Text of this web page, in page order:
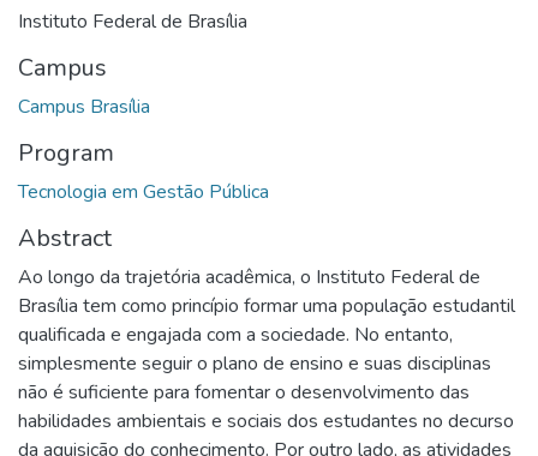
Instituto Federal de Brasília
Campus
Campus Brasília
Program
Tecnologia em Gestão Pública
Abstract
Ao longo da trajetória acadêmica, o Instituto Federal de
Brasília tem como princípio formar uma população estudantil
qualificada e engajada com a sociedade. No entanto,
simplesmente seguir o plano de ensino e suas disciplinas
não é suficiente para fomentar o desenvolvimento das
habilidades ambientais e sociais dos estudantes no decurso
da aquisição do conhecimento. Por outro lado, as atividades